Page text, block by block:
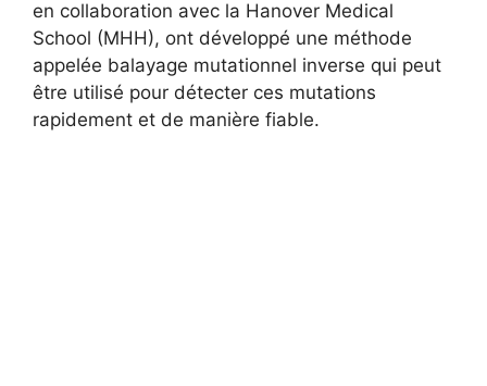
en collaboration avec la Hanover Medical
School (MHH), ont développé une méthode
appelée balayage mutationnel inverse qui peut
être utilisé pour détecter ces mutations
rapidement et de manière fiable.